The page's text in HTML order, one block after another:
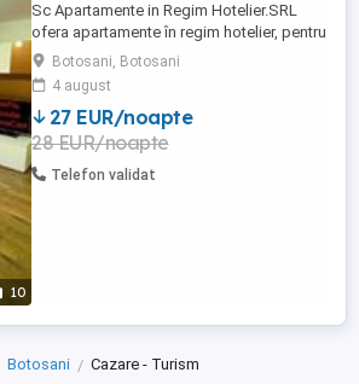
10
Sc Apartamente in Regim Hotelier.SRL
ofera apartamente în regim hotelier, pentru
toate pretențiile și toate buzunarele.In
Diverse Zone ale orasului Botosani!
Raspundem doar la telefon sau pe
whatzap! Atentie! Nu primim Escorte !!!!
Nu se accepta grupuri,petreceri sau alte
evenimente! Inchirierea unui ...
Botosani, Botosani
4 august
27 EUR/noapte
28 EUR/noapte
Telefon validat
Botosani Cazare - Turism